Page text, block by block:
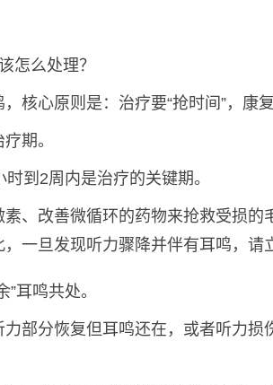
怎么处理？
核心原则是：治疗要“抢时间”，康复
期。
到2周内是治疗的关键期。
素、改善微循环的药物来抢救受损
一旦发现听力骤降并伴有耳鸣，请
”耳鸣共处。
部分恢复但耳鸣还在，或者听力损